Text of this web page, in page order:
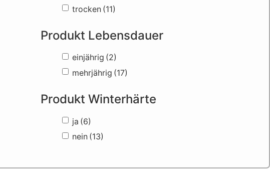
trocken (11)
Produkt Lebensdauer
einjährig (2)
mehrjährig (17)
Produkt Winterhärte
ja (6)
nein (13)